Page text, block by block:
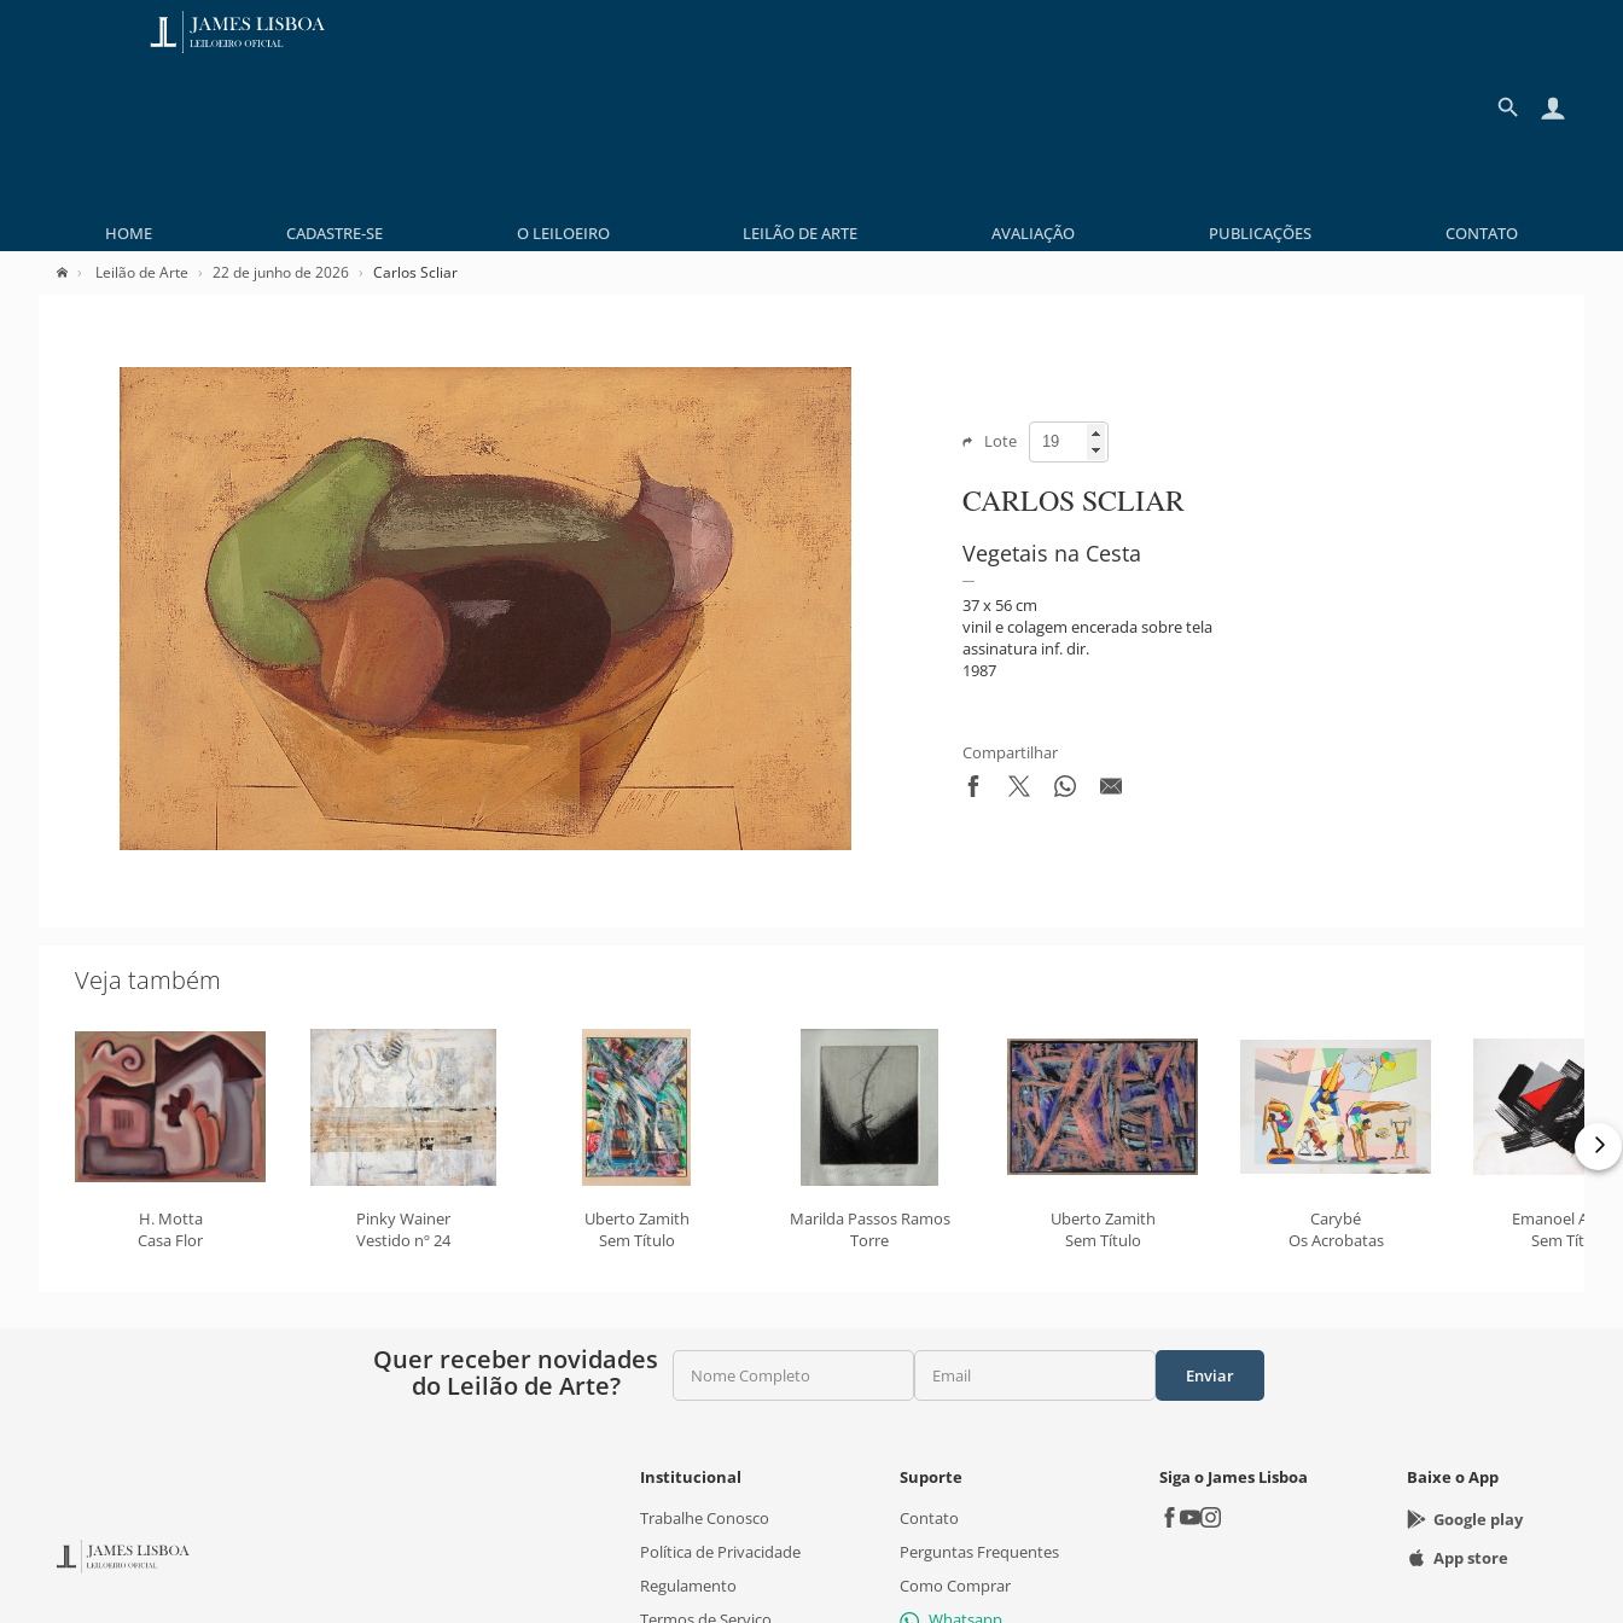
HOME CADASTRE-SE O LEILOEIRO LEILÃO DE ARTE AVALIAÇÃO PUBLICAÇÕES CONTATO
Leilão de Arte 22 de junho de 2026 Carlos Scliar
Lote
CARLOS SCLIAR
Vegetais na Cesta
37 x 56 cm
vinil e colagem encerada sobre tela
assinatura inf. dir.
1987
Compartilhar
Veja também
H. Motta
Casa Flor
Pinky Wainer
Vestido nº 24
Uberto Zamith
Sem Título
Marilda Passos Ramos
Torre
Uberto Zamith
Sem Título
Carybé
Os Acrobatas
Emanoel
Sem Título
Quer receber novidades
do Leilão de Arte?
Nome Completo Email Enviar
Institucional
Trabalhe Conosco
Política de Privacidade
Regulamento
Suporte
Contato
Perguntas Frequentes
Como Comprar
Siga o James Lisboa
Baixe o App
Google play
App store